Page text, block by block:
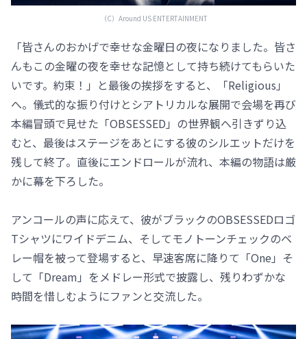
（C）️Around US ENTERTAINMENT
「皆さんのおかげで幸せな金曜日の夜になりました。皆さ
んもこの金曜の夜を幸せな記憶として持ち続けてもらいた
いです。約束！」と最後の挨拶をすると、「Religious」
へ。儀式的な振り付けとシアトリカルな展開で会場を再び
本編冒頭で見せた「OBSESSED」の世界観へ引きずり込
むと、最後はステージをあとにする彼のシルエットだけを
残して終了。直後にエンドロールが流れ、本編の物語は厳
かに幕を下ろした。
アンコールの声に応えて、彼がブラックのOBSESSEDロゴ
Tシャツにワイドデニム、そしてモノトーンチェックのベ
レー帽を被って登場すると、早速客席に降りて「One」そ
して「Dream」をメドレー形式で披露し、残りわずかな
時間を惜しむようにファンと交流した。